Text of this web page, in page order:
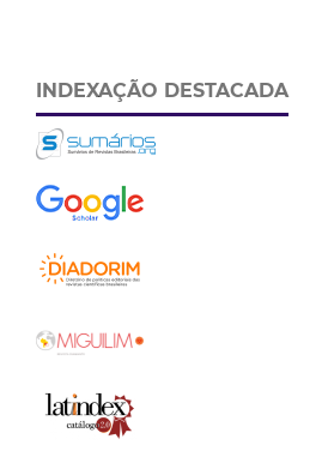
INDEXAÇÃO DESTACADA